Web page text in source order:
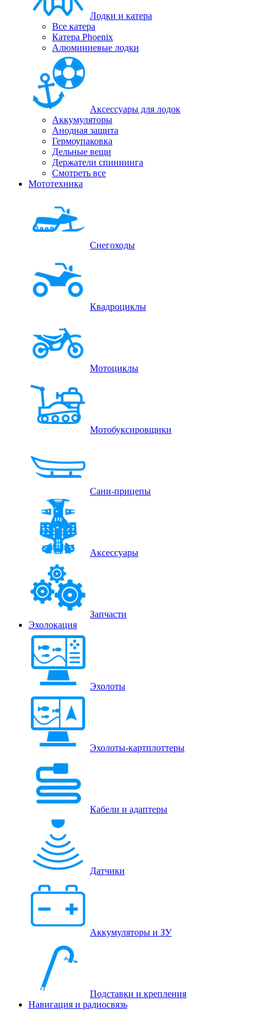
Лодки и катера
Все катера
Катера Phoenix
Алюминиевые лодки
Аксессуары для лодок
Аккумуляторы
Анодная защита
Гермоупаковка
Дельные вещи
Держатели спиннинга
Смотреть все
Мототехника
Снегоходы
Квадроциклы
Мотоциклы
Мотобуксировщики
Сани-прицепы
Аксессуары
Запчасти
Эхолокация
Эхолоты
Эхолоты-картплоттеры
Кабели и адаптеры
Датчики
Аккумуляторы и ЗУ
Подставки и крепления
Навигация и радиосвязь